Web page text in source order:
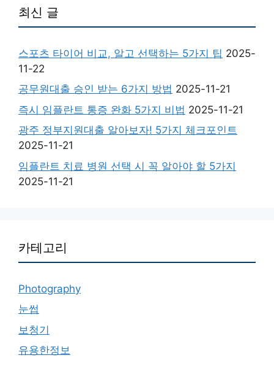
최신 글
스포츠 타이어 비교, 알고 선택하는 5가지 팁 2025-
11-22
공무원대출 승인 받는 6가지 방법 2025-11-21
즉시 임플란트 통증 완화 5가지 비법 2025-11-21
광주 정부지원대출 알아보자! 5가지 체크포인트
2025-11-21
임플란트 치료 병원 선택 시 꼭 알아야 할 5가지
2025-11-21
카테고리
Photography
눈썹
보청기
유용한정보